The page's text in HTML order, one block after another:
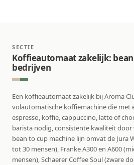
SECTIE
Koffieautomaat zakelijk:
bedrijven
Een koffieautomaat zakelijk bij Aroma
volautomatische koffiemachine die met
espresso, koffie, cappuccino, latte of
barista nodig, consistente kwaliteit door
bean to cup machine lijn omvat de Jura
tot 30 mensen), Franke A300 en A600
mensen), Schaerer Coffee Soul (zware